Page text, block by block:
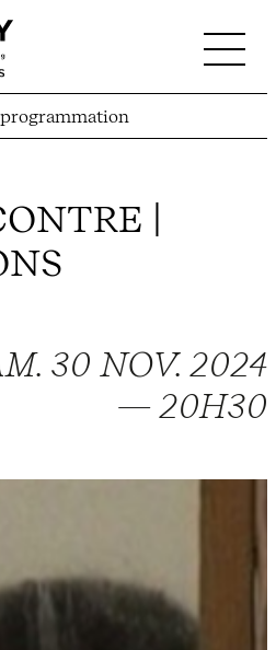
|
30 NOV. 2024
— 20H30